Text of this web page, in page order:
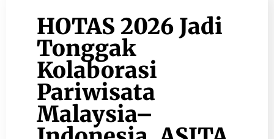
HOTAS 2026 Jadi
Tonggak
Kolaborasi
Pariwisata
Malaysia–